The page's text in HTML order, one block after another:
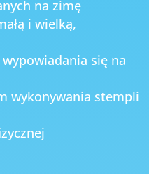
na zimę
i wielką,
się na
wykonywania stempli